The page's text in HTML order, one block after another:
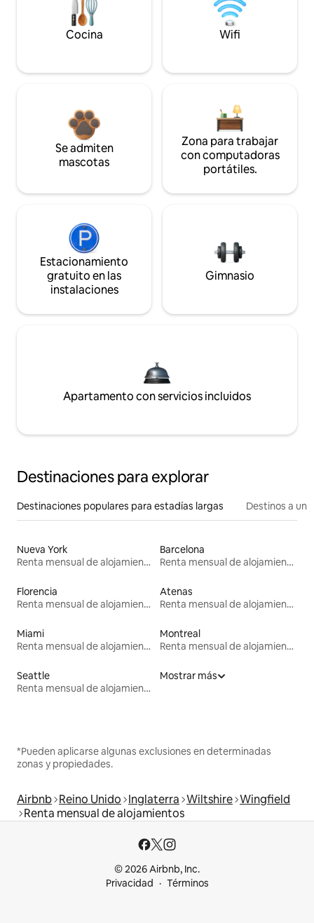
Cocina Wifi
Se admiten
mascotas
Zona para trabajar
con computadoras
portátiles.
Estacionamiento
gratuito en las
instalaciones
Gimnasio
Apartamento con servicios incluidos
Destinaciones para explorar
Destinaciones populares para estadías largas Destinos a un
Nueva York
Renta mensual de alojamientos
Barcelona
Renta mensual de alojamientos
Florencia
Renta mensual de alojamientos
Atenas
Renta mensual de alojamientos
Miami
Renta mensual de alojamientos
Montreal
Renta mensual de alojamientos
Seattle
Renta mensual de alojamientos
Mostrar más
*Pueden aplicarse algunas exclusiones en determinadas
zonas y propiedades.
Airbnb Reino Unido Inglaterra Wiltshire Wingfield
Renta mensual de alojamientos
© 2026 Airbnb, Inc.
Privacidad
Términos